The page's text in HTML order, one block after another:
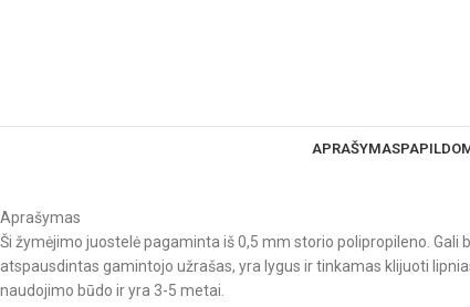
APRAŠYMAS
Aprašymas
Ši žymėjimo juostelė pagaminta iš 0,5 mm storio polipropileno.
atspausdintas gamintojo užrašas, yra lygus ir tinkamas klijuoti
naudojimo būdo ir yra 3-5 metai.